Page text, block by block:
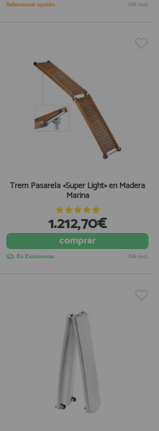
Seleccionar opción IVA incl.
Trem Pasarela «Super Light» en Madera
Marina
1.212,70€
comprar
En Existencias IVA incl.